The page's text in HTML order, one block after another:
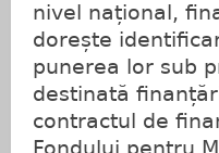
nivel național,
dorește
punerea lor sub
destinată
contractul de
Fondului pentru